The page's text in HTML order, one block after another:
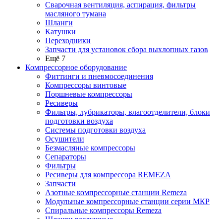
Сварочная вентиляция, аспирация, фильтры
масляного тумана
Шланги
Катушки
Переходники
Запчасти для установок сбора выхлопных газов
Ещё 7
Компрессорное оборудование
Фиттинги и пневмосоединения
Компрессоры винтовые
Поршневые компрессоры
Ресиверы
Фильтры, лубрикаторы, влагоотделители, блоки
подготовки воздуха
Системы подготовки воздуха
Осушители
Безмасляные компрессоры
Сепараторы
Фильтры
Ресиверы для компрессора REMEZA
Запчасти
Азотные компрессорные станции Remeza
Модульные компрессорные станции серии МКР
Спиральные компрессоры Remeza